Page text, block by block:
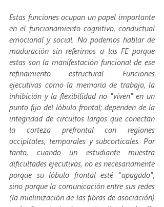
Estas funciones ocupan un papel importante
en el funcionamiento cognitivo, conductual
emocional y social. No podemos hablar de
maduración sin referirnos a las FE porque
estas son la manifestación funcional de ese
refinamiento estructural. Funciones
ejecutivas como la memoria de trabajo, la
inhibición y la flexibilidad no "viven" en un
punto fijo del lóbulo frontal; dependen de la
integridad de circuitos largos que conectan
la corteza prefrontal con regiones
occipitales, temporales y subcorticales. Por
tanto, cuando un estudiante muestra
dificultades ejecutivas, no es necesariamente
porque su lóbulo frontal esté "apagado",
sino porque la comunicación entre sus redes
(la mielinización de las fibras de asociación)